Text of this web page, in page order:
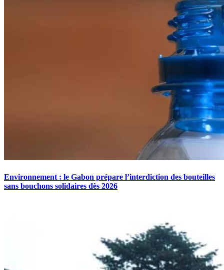
Environnement : le Gabon prépare l’interdiction des bouteilles
sans bouchons solidaires dès 2026